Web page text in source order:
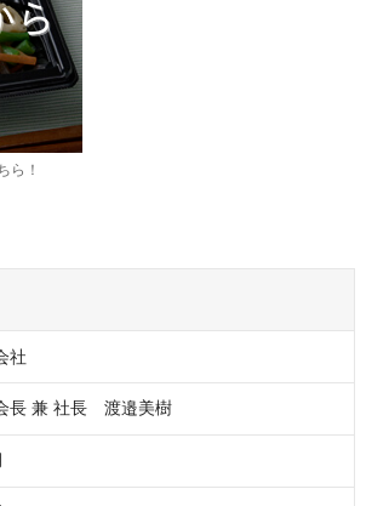
ら！
社
長 兼 社長　渡邉美樹